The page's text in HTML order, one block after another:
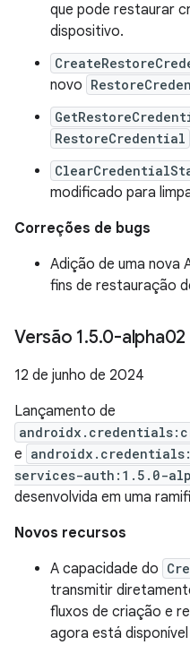
que pode restaurar
dispositivo.
novo
RestoreCredential
modificado para
Correções de bugs
Adição de uma nova
fins de restauração
Versão 1.5.0-alpha02
12 de junho de 2024
Lançamento de
e
services-auth:1.5.0-
desenvolvida em uma
Novos recursos
A capacidade do
transmitir
fluxos de criação e
agora está